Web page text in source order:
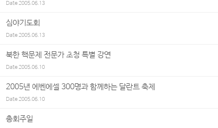
Date2005.06.13
심야기도회
Date2005.06.13
북한 핵문제 전문가 초청 특별 강연
Date2005.06.10
2005년 에벤에셀 300명과 함께하는 달란트 축제
Date2005.06.10
총회주일